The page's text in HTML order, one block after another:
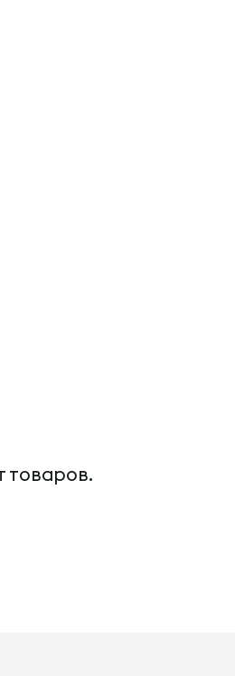
товаров.